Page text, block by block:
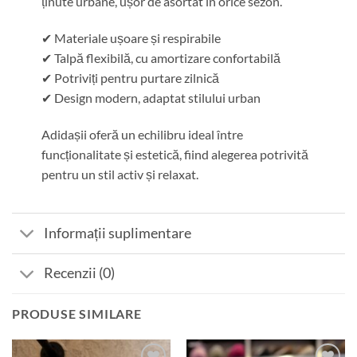
✔ Materiale ușoare și respirabile
✔ Talpă flexibilă, cu amortizare confortabilă
✔ Potriviți pentru purtare zilnică
✔ Design modern, adaptat stilului urban
Adidașii oferă un echilibru ideal între
funcționalitate și estetică, fiind alegerea potrivită
pentru un stil activ și relaxat.
Informații suplimentare
Recenzii (0)
PRODUSE SIMILARE